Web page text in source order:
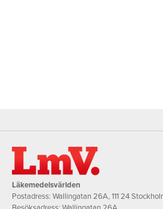
Läkemedelsvärlden
Postadress: Wallingatan 26A, 111 24